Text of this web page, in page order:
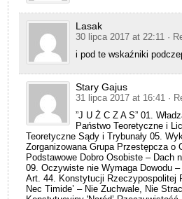
Lasak
30 lipca 2017 at 22:11 ·
i pod te wskaźniki
Stary Gajus
31 lipca 2017 at 16:41 ·
”J U Ż C Z A S” 01.
Państwo Teoretyczne i
Teoretyczne Sądy i Trybunały 05.
Zorganizowana Grupa Przestępcza o
Podstawowe Dobro Osobiste – Dach
09. Oczywiste nie Wymaga Dowodu
Art. 44. Konstytucji Rzeczypospolitej
Nec Timide’ – Nie Zuchwale, Nie